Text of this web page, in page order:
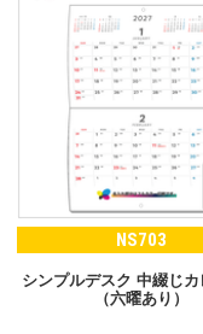
NS703
シンプルデスク 中綴じ
（六曜あり）